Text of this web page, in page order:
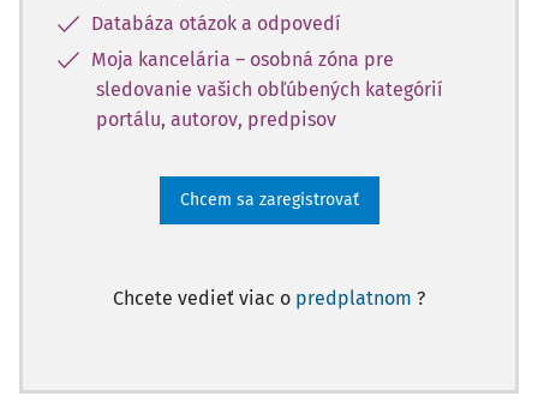
Databáza otázok a odpovedí
Moja kancelária – osobná zóna pre
sledovanie vašich obľúbených kategórií
portálu, autorov, predpisov
Chcem sa zaregistrovať
Chcete vedieť viac o predplatnom ?